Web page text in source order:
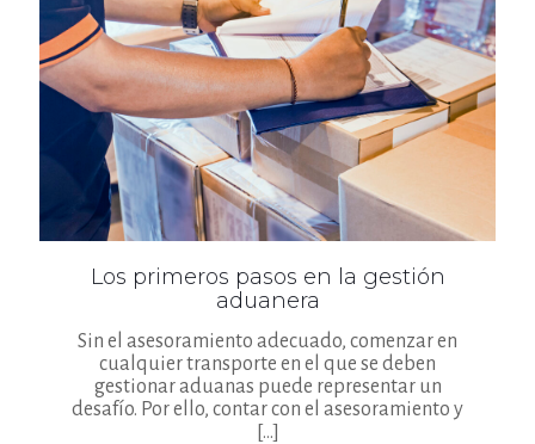
Los primeros pasos en la gestión
aduanera
Sin el asesoramiento adecuado, comenzar en
cualquier transporte en el que se deben
gestionar aduanas puede representar un
desafío. Por ello, contar con el asesoramiento y
[…]